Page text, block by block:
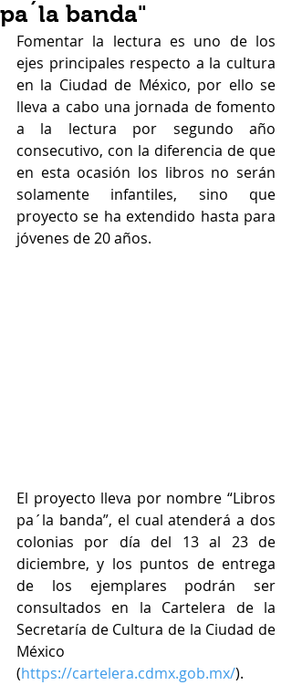
pa´la banda"
Fomentar la lectura es uno de los
ejes principales respecto a la cultura
en la Ciudad de México, por ello se
lleva a cabo una jornada de fomento
a la lectura por segundo año
consecutivo, con la diferencia de que
en esta ocasión los libros no serán
solamente infantiles, sino que
proyecto se ha extendido hasta para
jóvenes de 20 años.
El proyecto lleva por nombre “Libros
pa´la banda”, el cual atenderá a dos
colonias por día del 13 al 23 de
diciembre, y los puntos de entrega
de los ejemplares podrán ser
consultados en la Cartelera de la
Secretaría de Cultura de la Ciudad de
México
(https://cartelera.cdmx.gob.mx/).